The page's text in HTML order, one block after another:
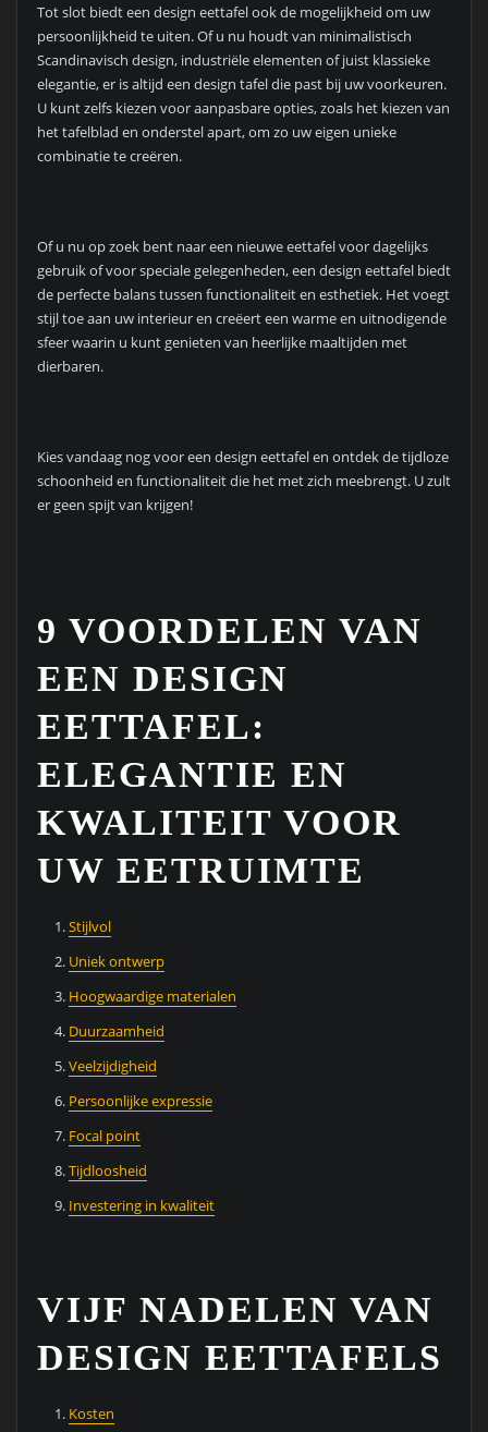
Tot slot biedt een design eettafel ook de mogelijkheid om uw
persoonlijkheid te uiten. Of u nu houdt van minimalistisch
Scandinavisch design, industriële elementen of juist klassieke
elegantie, er is altijd een design tafel die past bij uw voorkeuren.
U kunt zelfs kiezen voor aanpasbare opties, zoals het kiezen van
het tafelblad en onderstel apart, om zo uw eigen unieke
combinatie te creëren.
Of u nu op zoek bent naar een nieuwe eettafel voor dagelijks
gebruik of voor speciale gelegenheden, een design eettafel biedt
de perfecte balans tussen functionaliteit en esthetiek. Het voegt
stijl toe aan uw interieur en creëert een warme en uitnodigende
sfeer waarin u kunt genieten van heerlijke maaltijden met
dierbaren.
Kies vandaag nog voor een design eettafel en ontdek de tijdloze
schoonheid en functionaliteit die het met zich meebrengt. U zult
er geen spijt van krijgen!
9 VOORDELEN VAN
EEN DESIGN
EETTAFEL:
ELEGANTIE EN
KWALITEIT VOOR
UW EETRUIMTE
Stijlvol
Uniek ontwerp
Hoogwaardige materialen
Duurzaamheid
Veelzijdigheid
Persoonlijke expressie
Focal point
Tijdloosheid
Investering in kwaliteit
VIJF NADELEN VAN
DESIGN EETTAFELS
Kosten